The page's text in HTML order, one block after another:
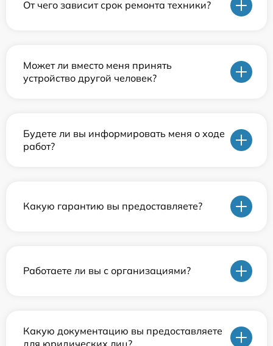
От чего зависит срок ремонта техники?
Может ли вместо меня принять
устройство другой человек?
Будете ли вы информировать меня о ходе
работ?
Какую гарантию вы предоставляете?
Работаете ли вы с организациями?
Какую документацию вы предоставляете
для юридических лиц?